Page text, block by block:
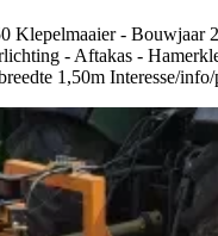
Klepelmaaier - Bouwjaar
- Aftakas -
1,50m Interesse/